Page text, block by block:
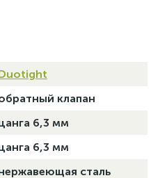
клапан
6,3 мм
6,3 мм
сталь